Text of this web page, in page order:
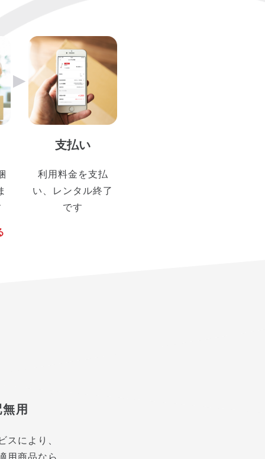
▶︎
支払い
利用料金を支払
い、レンタル終了
です
用
により、